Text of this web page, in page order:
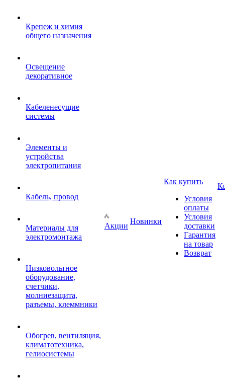
Крепеж и химия
общего назначения
Освещение
декоративное
Кабеленесущие
системы
Элементы и
устройства
электропитания
Кабель, провод
Материалы для
электромонтажа
Низковольтное
оборудование,
счетчики,
молниезащита,
разъемы, клеммники
Обогрев, вентиляция,
климатотехника,
гелиосистемы
Акции
Новинки
Как купить
Условия
оплаты
Условия
доставки
Гарантия
на товар
Возврат